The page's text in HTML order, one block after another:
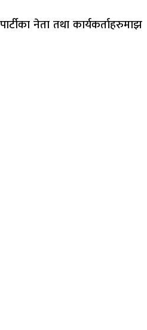
नेता तथा कार्यकर्ताहरुमाझ